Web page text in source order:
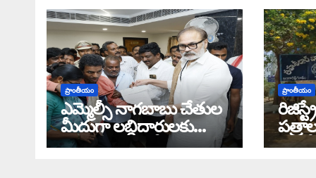
ప్రాంతీయం
ఎమ్మెల్సీ నాగబాబు చేతుల
మీదుగా లబ్ధిదారులకు
చెక్కులు పంపిణీ
ప్రాంతీయం